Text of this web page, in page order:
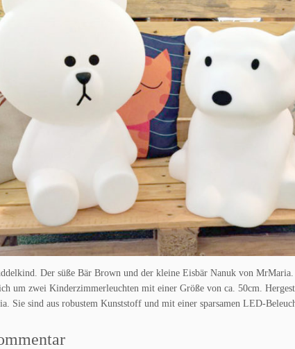
Der süße Bär Brown und der kleine Eisbär Nanuk von
um zwei Kinderzimmerleuchten mit einer Größe von ca. 50cm.
Sie sind aus robustem Kunststoff und mit einer sparsamen LED-